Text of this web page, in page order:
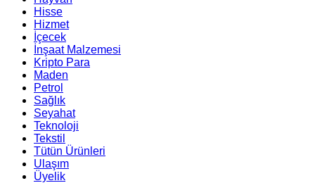
Hisse
Hizmet
İçecek
İnşaat Malzemesi
Kripto Para
Maden
Petrol
Sağlık
Seyahat
Teknoloji
Tekstil
Tütün Ürünleri
Ulaşım
Üyelik